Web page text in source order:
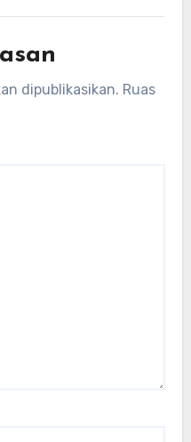
dipublikasikan. Ruas